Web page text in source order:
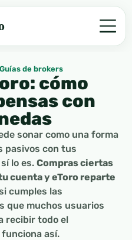
Guías de brokers
cómo
con
sonar como una forma
pasivos con tus
lo es. Compras ciertas
cuenta y eToro reparte
cumples las
que muchos usuarios
recibir todo el
así.